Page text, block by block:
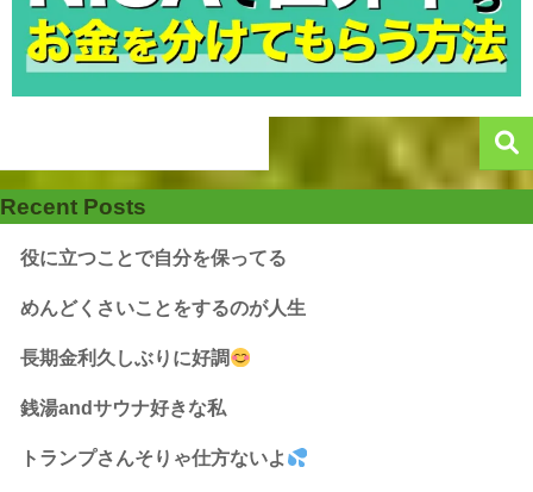
Recent Posts
役に立つことで自分を保ってる
めんどくさいことをするのが人生
長期金利久しぶりに好調
銭湯andサウナ好きな私
トランプさんそりゃ仕方ないよ